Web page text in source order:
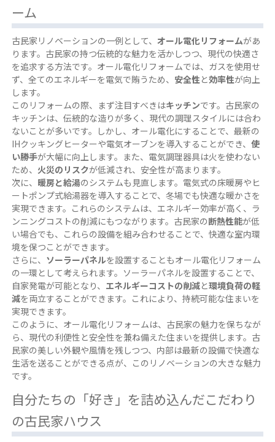
ーム
古民家リノベーションの一例として、 オール電化リフォームがあ
ります。古民家の持つ伝統的な魅力を活かしつつ、現代の快適さ
を追求する方法です。オール電化リフォームでは、ガスを使用せ
ず、全てのエネルギーを電気で賄うため、 安全性と効率性が向上
します。
このリフォームの際、まず注目すべきはキッチンです。古民家の
キッチンは、伝統的な造りが多く、現代の調理スタイルには合わ
ないことが多いです。しかし、オール電化にすることで、最新の
IHクッキングヒーターや電気オーブンを導入することができ、 使
い勝手が大幅に向上します。また、電気調理器具は火を使わない
ため、 火災のリスクが低減され、安全性が高まります。
次に、 暖房と給湯のシステムも見直します。電気式の床暖房やヒ
ートポンプ式給湯器を導入することで、冬場でも快適な暖かさを
実現できます。これらのシステムは、エネルギー効率が高く、ラ
ンニングコストの削減にもつながります。古民家の断熱性能が低
い場合でも、これらの設備を組み合わせることで、快適な室内環
境を保つことができます。
さらに、 ソーラーパネルを設置することもオール電化リフォーム
の一環として考えられます。ソーラーパネルを設置することで、
自家発電が可能となり、 エネルギーコストの削減と環境負荷の軽
減を両立することができます。これにより、持続可能な住まいを
実現できます。
このように、オール電化リフォームは、古民家の魅力を保ちなが
ら、現代の利便性と安全性を兼ね備えた住まいを提供します。古
民家の美しい外観や風情を残しつつ、内部は最新の設備で快適な
生活を送ることができる点が、このリノベーションの大きな魅力
です。
自分たちの「好き」を詰め込んだこだわり
の古民家ハウス